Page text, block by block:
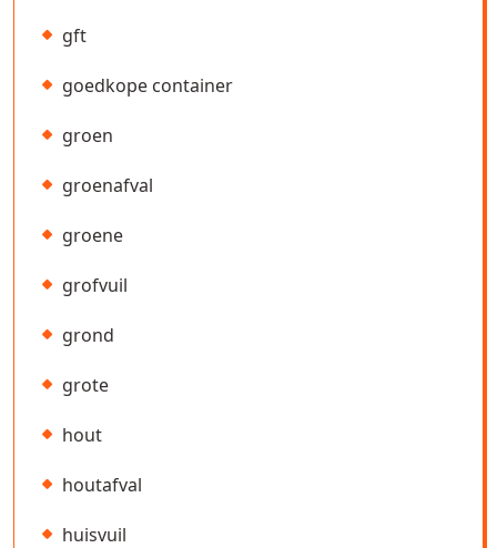
gft
goedkope container
groen
groenafval
groene
grofvuil
grond
grote
hout
houtafval
huisvuil